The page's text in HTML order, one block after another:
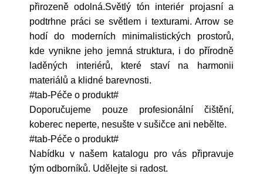
přirozeně odolná.Světlý tón interiér projasní a
podtrhne práci se světlem i texturami. Arrow se
hodí do moderních minimalistických prostorů,
kde vynikne jeho jemná struktura, i do přírodně
laděných interiérů, které staví na harmonii
materiálů a klidné barevnosti.
#tab-Péče o produkt#
Doporučujeme pouze profesionální čištění,
koberec neperte, nesušte v sušičce ani nebělte.
#tab-Péče o produkt#
Nabídku v našem katalogu pro vás připravuje
tým odborníků. Udělejte si radost.